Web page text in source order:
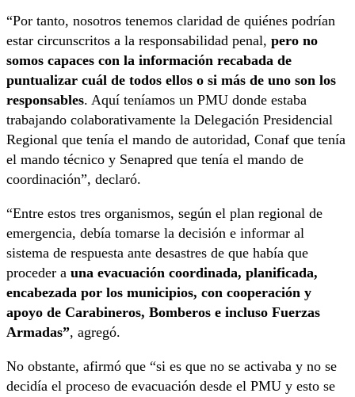
“Por tanto, nosotros tenemos claridad de quiénes podrían
estar circunscritos a la responsabilidad penal, pero no
somos capaces con la información recabada de
puntualizar cuál de todos ellos o si más de uno son los
responsables. Aquí teníamos un PMU donde estaba
trabajando colaborativamente la Delegación Presidencial
Regional que tenía el mando de autoridad, Conaf que tenía
el mando técnico y Senapred que tenía el mando de
coordinación”, declaró.
“Entre estos tres organismos, según el plan regional de
emergencia, debía tomarse la decisión e informar al
sistema de respuesta ante desastres de que había que
proceder a una evacuación coordinada, planificada,
encabezada por los municipios, con cooperación y
apoyo de Carabineros, Bomberos e incluso Fuerzas
Armadas”, agregó.
No obstante, afirmó que “si es que no se activaba y no se
decidía el proceso de evacuación desde el PMU y esto se